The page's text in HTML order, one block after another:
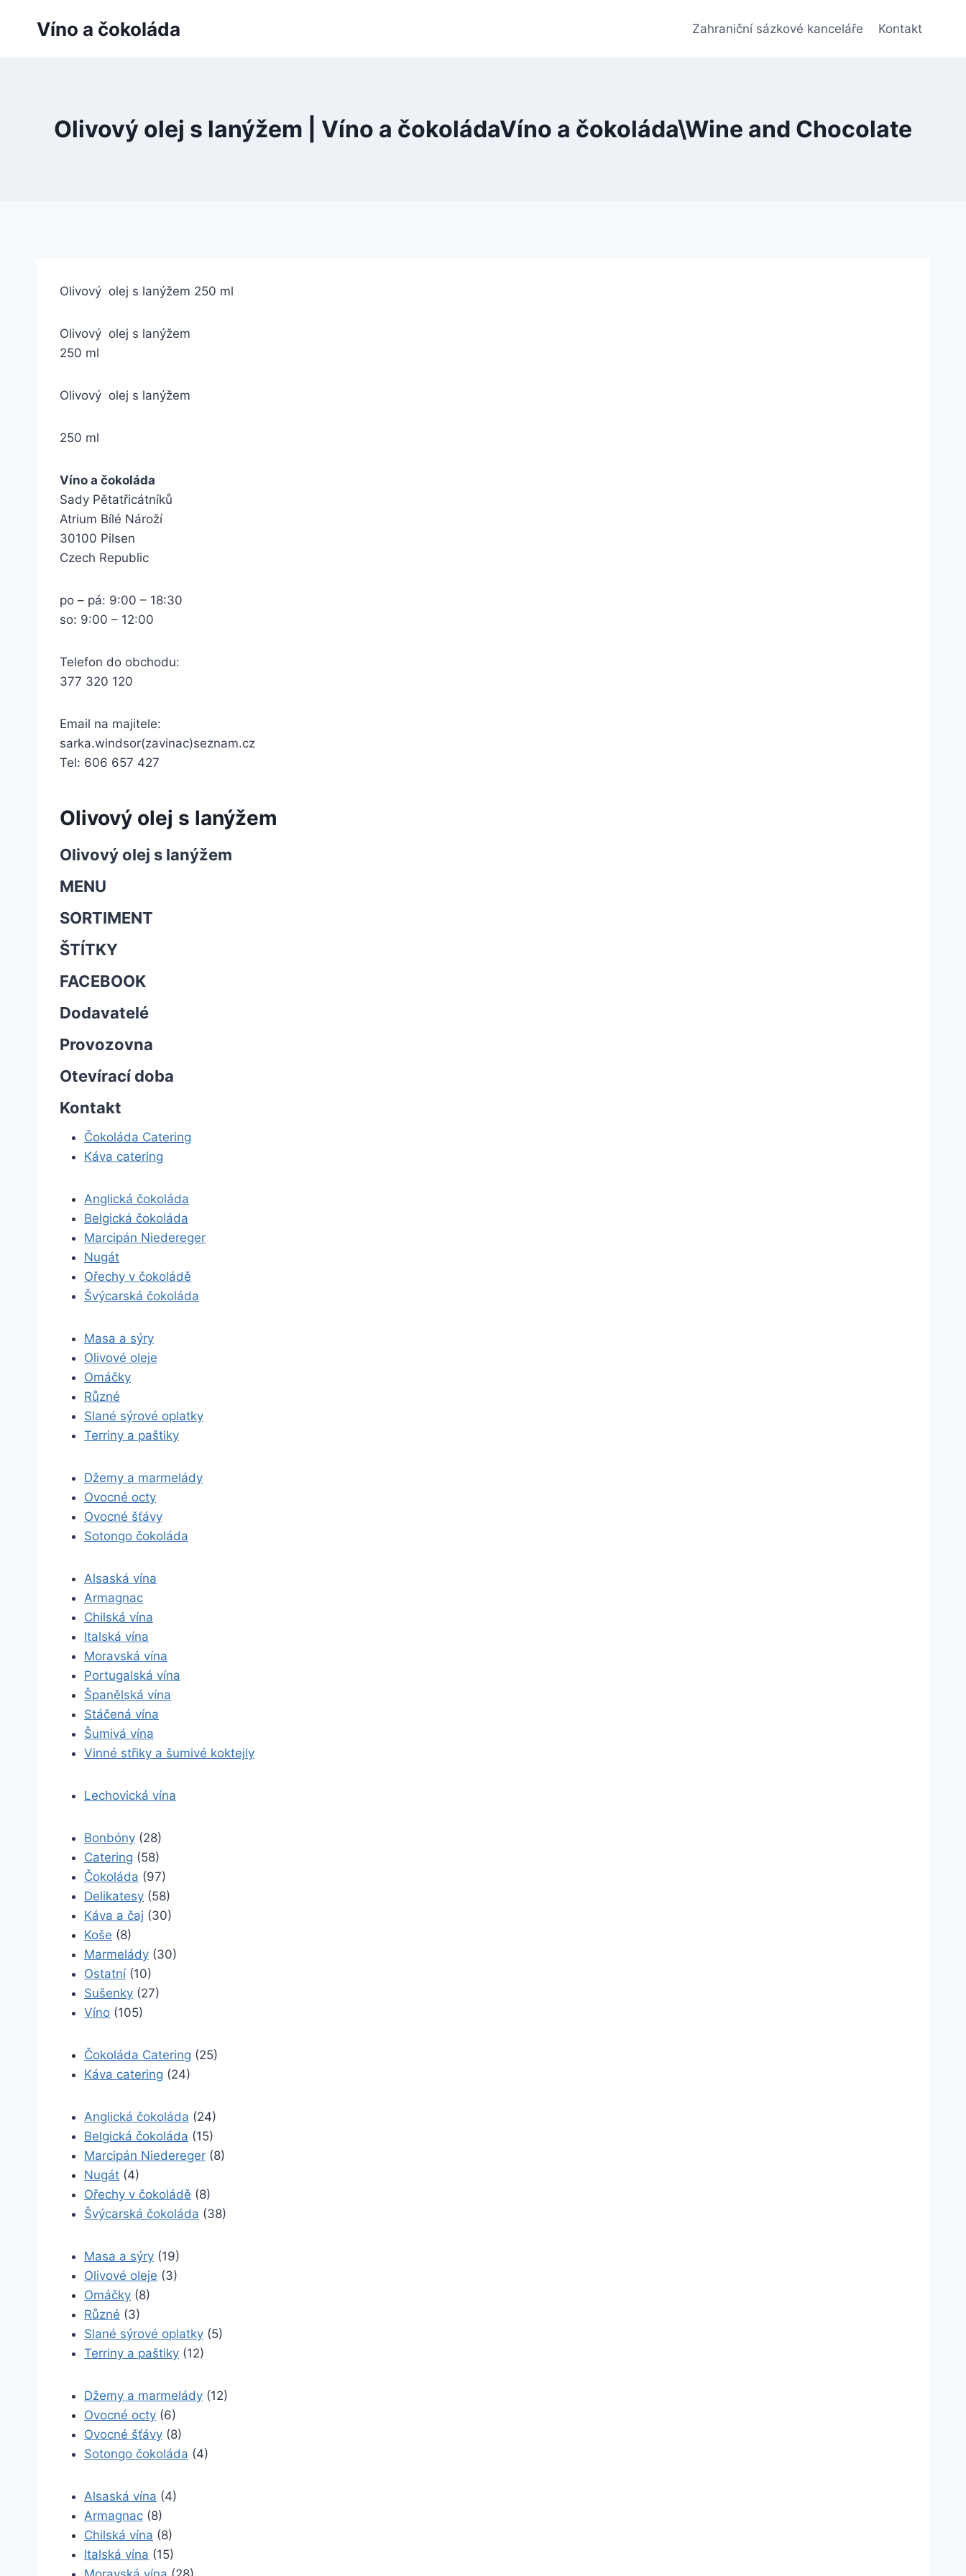
Víno a čokoláda Zahraniční sázkové kanceláře Kontakt
Olivový olej s lanýžem | Víno a čokoládaVíno a čokoláda\Wine and Chocolate
Olivový olej s lanýžem 250 ml
Olivový olej s lanýžem
250 ml
Olivový olej s lanýžem
250 ml
Víno a čokoláda
Sady Pětatřicátníků
Atrium Bílé Nároží
30100 Pilsen
Czech Republic
po – pá: 9:00 – 18:30
so: 9:00 – 12:00
Telefon do obchodu:
377 320 120
Email na majitele:
sarka.windsor(zavinac)seznam.cz
Tel: 606 657 427
Olivový olej s lanýžem
Olivový olej s lanýžem
MENU
SORTIMENT
ŠTÍTKY
FACEBOOK
Dodavatelé
Provozovna
Otevírací doba
Kontakt
Čokoláda Catering
Káva catering
Anglická čokoláda
Belgická čokoláda
Marcipán Niedereger
Nugát
Ořechy v čokoládě
Švýcarská čokoláda
Masa a sýry
Olivové oleje
Omáčky
Různé
Slané sýrové oplatky
Terriny a paštiky
Džemy a marmelády
Ovocné octy
Ovocné šťávy
Sotongo čokoláda
Alsaská vína
Armagnac
Chilská vína
Italská vína
Moravská vína
Portugalská vína
Španělská vína
Stáčená vína
Šumivá vína
Vinné střiky a šumivé koktejly
Lechovická vína
Bonbóny (28)
Catering (58)
Čokoláda (97)
Delikatesy (58)
Káva a čaj (30)
Koše (8)
Marmelády (30)
Ostatní (10)
Sušenky (27)
Víno (105)
Čokoláda Catering (25)
Káva catering (24)
Anglická čokoláda (24)
Belgická čokoláda (15)
Marcipán Niedereger (8)
Nugát (4)
Ořechy v čokoládě (8)
Švýcarská čokoláda (38)
Masa a sýry (19)
Olivové oleje (3)
Omáčky (8)
Různé (3)
Slané sýrové oplatky (5)
Terriny a paštiky (12)
Džemy a marmelády (12)
Ovocné octy (6)
Ovocné šťávy (8)
Sotongo čokoláda (4)
Alsaská vína (4)
Armagnac (8)
Chilská vína (8)
Italská vína (15)